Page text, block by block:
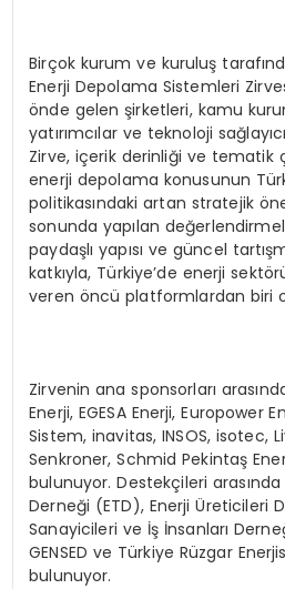
Birçok kurum ve kuruluş
Enerji Depolama Sistemleri
önde gelen şirketleri, kamu
yatırımcılar ve teknoloji
Zirve, içerik derinliği ve tematik
enerji depolama konusunun
politikasındaki artan stratejik
sonunda yapılan
paydaşlı yapısı ve güncel
katkıyla, Türkiye’de enerji
veren öncü platformlardan biri
Zirvenin ana sponsorları
Enerji, EGESA Enerji, Europower
Sistem, inavitas, INSOS, isotec,
Senkroner, Schmid Pekintaş
bulunuyor. Destekçileri
Derneği (ETD), Enerji Üreticileri
Sanayicileri ve İş İnsanları
GENSED ve Türkiye Rüzgar
bulunuyor.